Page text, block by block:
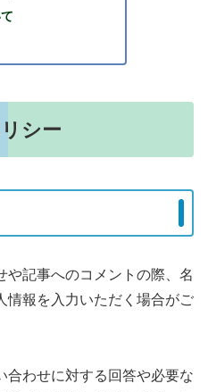
シー
や記事へのコメントの際、名
情報を入力いただく場合がご
合わせに対する回答や必要な